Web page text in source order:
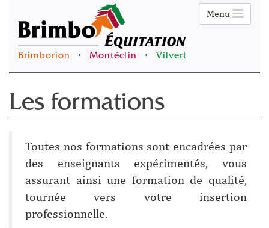
Menu
Brimborion • Montéclin • Vilvert
Les formations
Toutes nos formations sont encadrées par
des enseignants expérimentés, vous
assurant ainsi une formation de qualité,
tournée vers votre insertion
professionnelle.